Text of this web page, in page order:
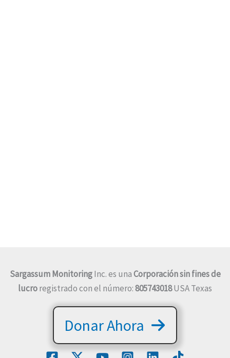
Sargassum MonitoringInc. es unaCorporación sin fines de
lucroregistrado con el número:805743018USA Texas
Donar Ahora